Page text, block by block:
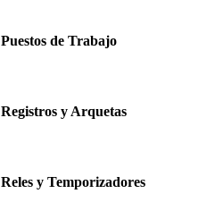
Puestos de Trabajo
Registros y Arquetas
Reles y Temporizadores